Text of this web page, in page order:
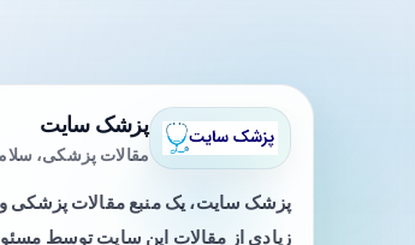
پزشک سایت
مقالات پزشکی،
پزشک سایت، یک منبع مقالات
زیادی از مقالات این سایت توسط